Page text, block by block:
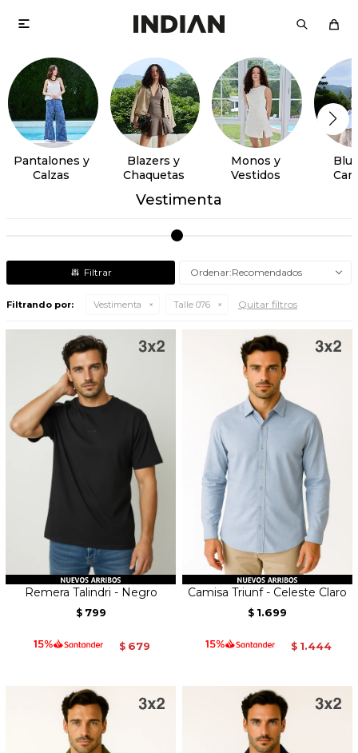

Pantalones y
Calzas
Blazers y
Chaquetas
Monos y
Vestidos
Vestimenta
Recomendados
Filtrando por: Vestimenta Talle 076 Quitar filtros
Remera Talindri - Negro
$ 799
$ 679
Camisa Triunf - Celeste Claro
$ 1.699
$ 1.444